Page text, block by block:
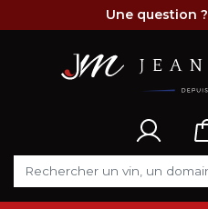
Une question ?